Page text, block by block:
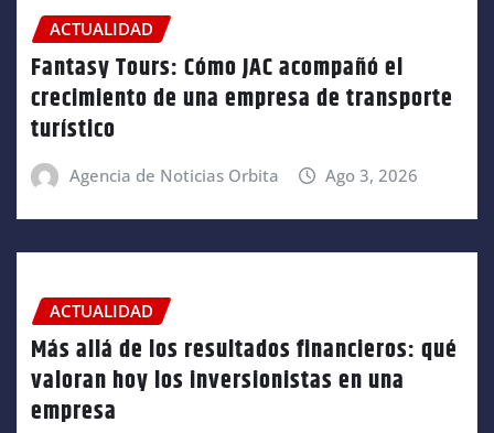
ACTUALIDAD
Fantasy Tours: Cómo JAC acompañó el
crecimiento de una empresa de transporte
turístico
Agencia de Noticias Orbita Ago 3, 2026
ACTUALIDAD
Más allá de los resultados financieros: qué
valoran hoy los inversionistas en una
empresa